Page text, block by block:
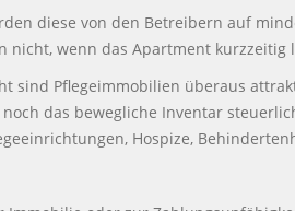
diese von den Betreibern auf
nicht, wenn das Apartment kurzzeitig
sind Pflegeimmobilien überaus
das bewegliche Inventar
Hospize,